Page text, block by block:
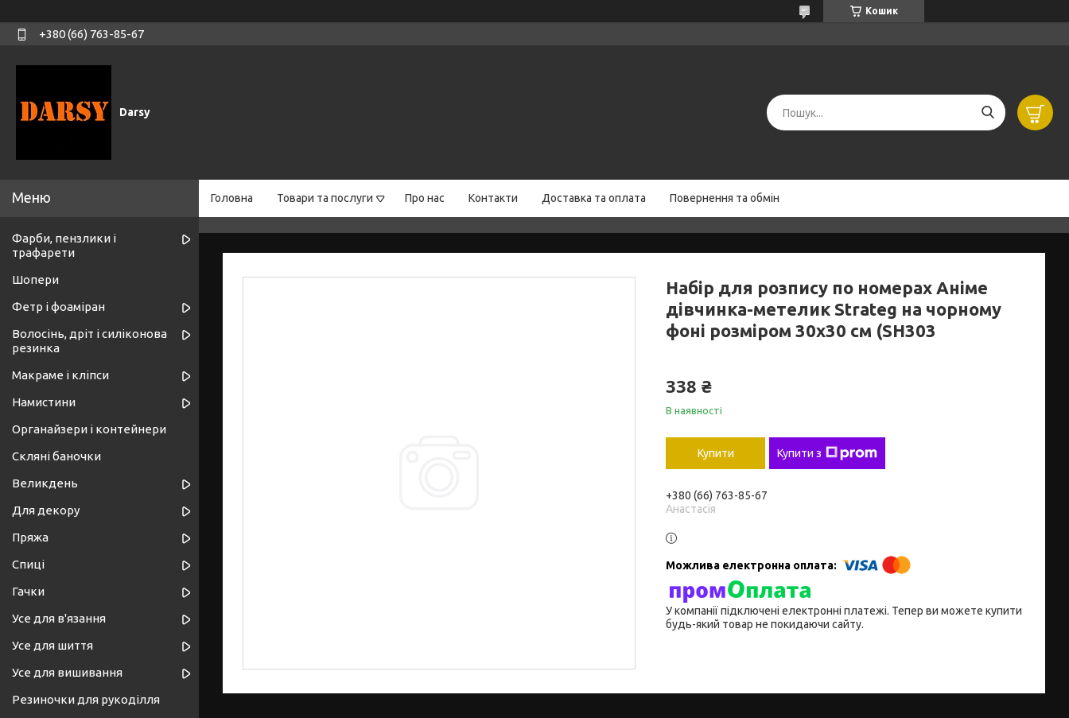
Кошик
+380 (66) 763-85-67
Darsy
Головна Товари та послуги Про нас Контакти Доставка та оплата Повернення та обмін
Набір для розпису по номерах Аніме
дівчинка-метелик Strateg на чорному
фоні розміром 30х30 см (SH303
338 ₴
В наявності
Купити Купити з
+380 (66) 763-85-67
Анастасія
У компанії підключені електронні платежі. Тепер ви можете купити
будь-який товар не покидаючи сайту.
Фарби, пензлики і
трафарети
Шопери
Фетр і фоаміран
Волосінь, дріт і силіконова
резинка
Макраме і кліпси
Намистини
Органайзери і контейнери
Скляні баночки
Великдень
Для декору
Пряжа
Спиці
Гачки
Усе для в'язання
Усе для шиття
Усе для вишивання
Резиночки для рукоділля